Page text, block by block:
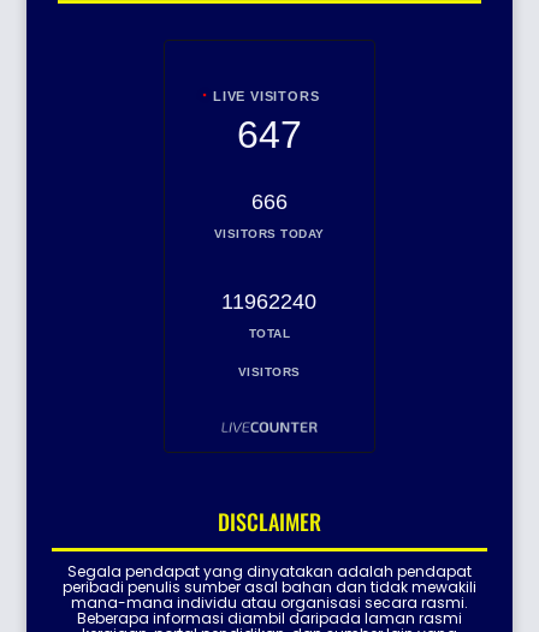
LIVE VISITORS
647
666
VISITORS TODAY
11962240
TOTAL
VISITORS
DISCLAIMER
Segala pendapat yang dinyatakan adalah pendapat
peribadi penulis sumber asal bahan dan tidak mewakili
mana-mana individu atau organisasi secara rasmi.
Beberapa informasi diambil daripada laman rasmi